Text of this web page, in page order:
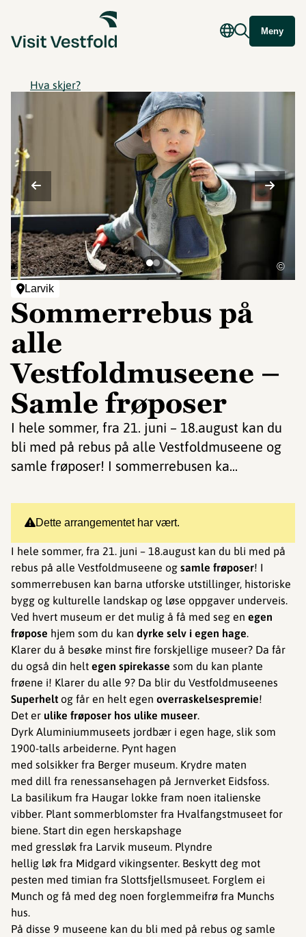
Meny
Hva skjer?
Larvik
Sommerrebus på
alle
Vestfoldmuseene –
Samle frøposer
I hele sommer, fra 21. juni – 18.august kan du
bli med på rebus på alle Vestfoldmuseene og
samle frøposer! I sommerrebusen ka...
©
Dette arrangementet har vært.
I hele sommer, fra 21. juni – 18.august kan du bli med på
rebus på alle Vestfoldmuseene og samle frøposer! I
sommerrebusen kan barna utforske utstillinger, historiske
bygg og kulturelle landskap og løse oppgaver underveis.
Ved hvert museum er det mulig å få med seg en egen
frøpose hjem som du kan dyrke selv i egen hage.
Klarer du å besøke minst fire forskjellige museer? Da får
du også din helt egen spirekasse som du kan plante
frøene i! Klarer du alle 9? Da blir du Vestfoldmuseenes
Superhelt og får en helt egen overraskelsespremie!
Det er ulike frøposer hos ulike museer.
Dyrk Aluminiummuseets jordbær i egen hage, slik som
1900-talls arbeiderne. Pynt hagen
med solsikker fra Berger museum. Krydre maten
med dill fra renessansehagen på Jernverket Eidsfoss.
La basilikum fra Haugar lokke fram noen italienske
vibber. Plant sommerblomster fra Hvalfangstmuseet for
biene. Start din egen herskapshage
med gressløk fra Larvik museum. Plyndre
hellig løk fra Midgard vikingsenter. Beskytt deg mot
pesten med timian fra Slottsfjellsmuseet. Forglem ei
Munch og få med deg noen forglemmeifrø fra Munchs
hus.
På disse 9 museene kan du bli med på rebus og samle